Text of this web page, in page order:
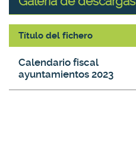
Título del fichero
Calendario fiscal
ayuntamientos 2023